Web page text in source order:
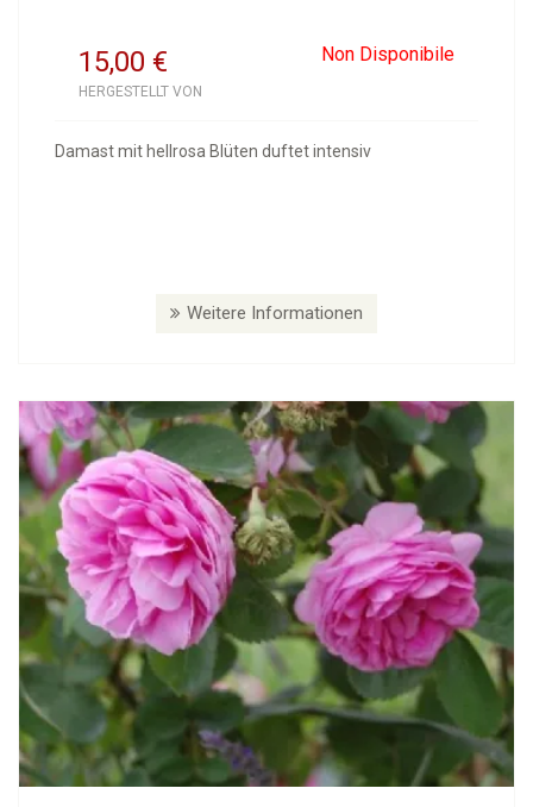
15,00 Non Disponibile
€
HERGESTELLT VON
Damast mit hellrosa Blüten duftet intensiv
Weitere Informationen